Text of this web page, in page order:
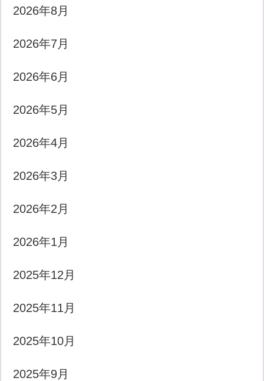
2026年8月
2026年7月
2026年6月
2026年5月
2026年4月
2026年3月
2026年2月
2026年1月
2025年12月
2025年11月
2025年10月
2025年9月